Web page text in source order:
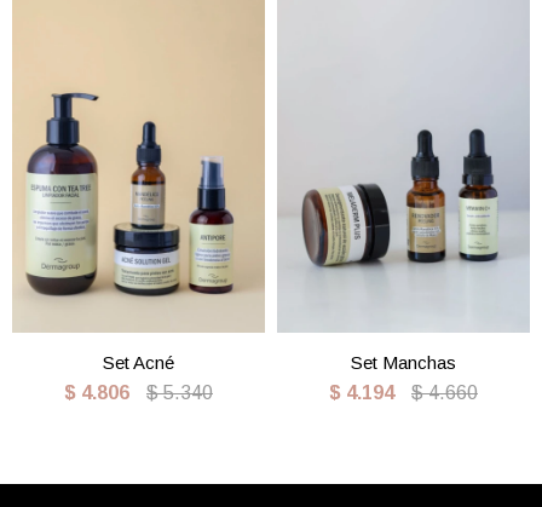
Set Acné
$ 4.806 $ 5.340
Set Manchas
$ 4.194 $ 4.660